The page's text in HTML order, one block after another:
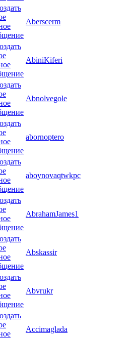
Aberscerm
AbiniKiferi
Abnolvegole
abornoptero
aboynovaqtwkpc
AbrahamJames1
Abskassir
Abvrukr
Accimaglada